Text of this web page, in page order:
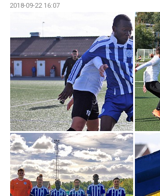
ARKIV 2019-17
DOKUMENT
KONTAKT
2018-09-22 16:07